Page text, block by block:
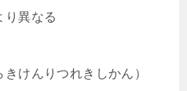
り異なる
けんりつれきしかん）